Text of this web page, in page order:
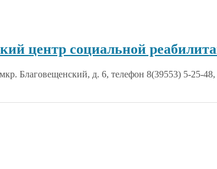
центр социальной
Благовещенский, д. 6, телефон 8(39553) 5-25-